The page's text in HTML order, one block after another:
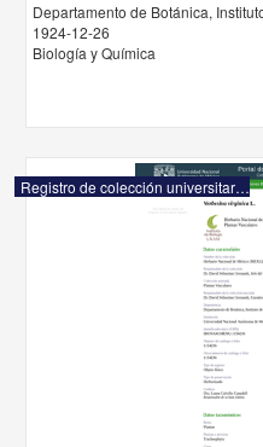
Departamento de Botánica,
1924-12-26
Biología y Química
Registro de colección universitaria